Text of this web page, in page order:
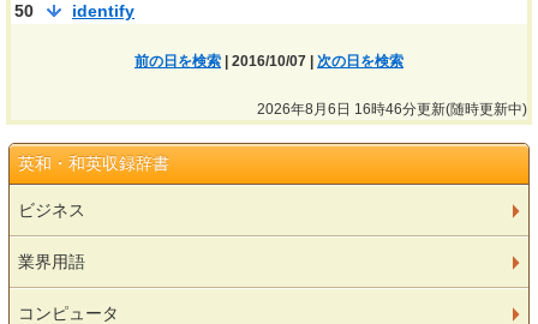
50
identify
前の日を検索 | 2016/10/07 | 次の日を検索
2026年8月6日 16時46分更新(随時更新中)
英和・和英収録辞書
ビジネス
業界用語
コンピュータ